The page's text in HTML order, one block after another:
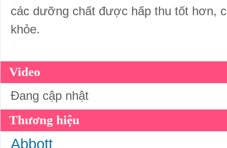
các dưỡng chất được hấp thu tốt hơn,
khỏe.
Video
Đang cập nhật
Thương hiệu
Abbott